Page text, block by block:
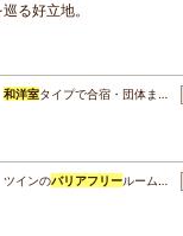
る好立地。
和洋室タイプで合宿・団体ま…
ツインのバリアフリールーム…